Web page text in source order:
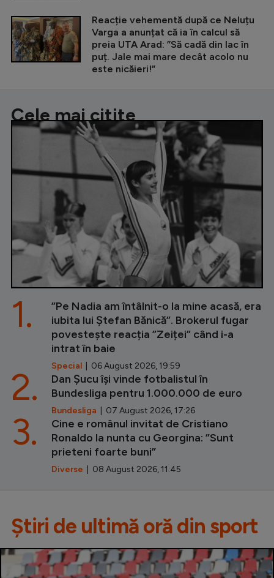
Reacție vehementă după ce Neluțu
Varga a anunțat că ia în calcul să
preia UTA Arad: ”Să cadă din lac în
puț. Jale mai mare decât acolo nu
este nicăieri!”
Cele mai citite
”Pe Nadia am întâlnit-o la mine acasă, era
iubita lui Ștefan Bănică”. Brokerul fugar
povestește reacția ”Zeiței” când i-a
intrat în baie
Special | 06 August 2026, 19:59
1.
Dan Șucu își vinde fotbalistul în
Bundesliga pentru 1.000.000 de euro
Bundesliga | 07 August 2026, 17:26
2.
Cine e românul invitat de Cristiano
Ronaldo la nunta cu Georgina: ”Sunt
prieteni foarte buni”
Diverse | 08 August 2026, 11:45
3.
Știri de ultimă oră din sport